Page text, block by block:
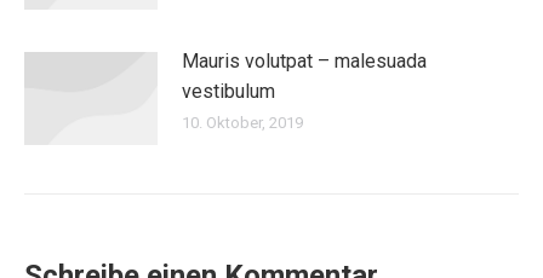
Mauris volutpat – malesuada
vestibulum
10. Oktober, 2019